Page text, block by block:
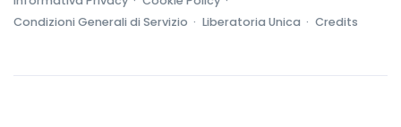
Condizioni Generali di Servizio · Liberatoria Unica · Credits